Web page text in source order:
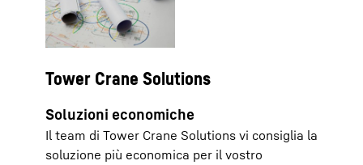
Tower Crane Solutions
Soluzioni economiche
Il team di Tower Crane Solutions vi consiglia la
soluzione più economica per il vostro